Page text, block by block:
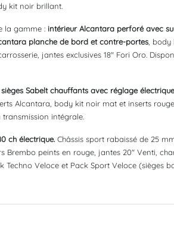
kit noir brillant.
la gamme : intérieur Alcantara perforé avec
planche de bord et contre-portes ,
jantes exclusives 18" Fori Oro.
sièges Sabelt chauffants avec réglage
Alcantara, body kit noir mat et inserts
intégrale.
ch électrique. Châssis sport rabaissé de 25
Brembo peints en rouge, jantes 20" Venti,
Techno Veloce et Pack Sport Veloce (sièges